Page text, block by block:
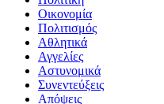
Οικονομία
Πολιτισμός
Αθλητικά
Αγγελίες
Αστυνομικά
Συνεντεύξεις
Απόψεις